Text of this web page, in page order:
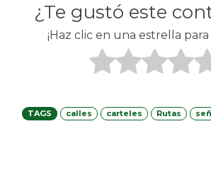
¿Te gustó este
¡Haz clic en una estrella
TAGS calles carteles Rutas